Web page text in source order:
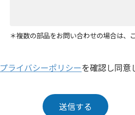
＊複数の部品をお問い合わせの場合は、
プライバシーポリシーを確認し同意